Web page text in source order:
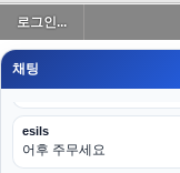
로그인...
채팅
esils
모바일로 보는데도 좀 불편
고게임77
아 ㅋㅋ 내일도 심심하면
esils
어후 주무세요